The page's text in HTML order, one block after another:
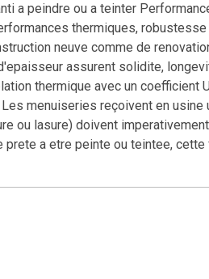
a peindre ou a teinter
thermiques,
neuve comme de
assurent solidite,
thermique avec un
menuiseries reçoivent en
ou lasure) doivent
a etre peinte ou teintee,